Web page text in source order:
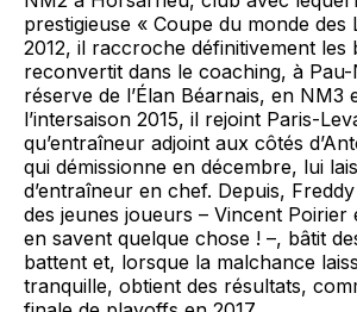
prestigieuse « Coupe du monde des
2012, il raccroche définitivement les
reconvertit dans le coaching, à
réserve de l’Élan Béarnais, en NM3
l’intersaison 2015, il rejoint Paris-
qu’entraîneur adjoint aux côtés
qui démissionne en décembre, lui
d’entraîneur en chef. Depuis,
des jeunes joueurs – Vincent Poirier
en savent quelque chose ! –, bâtit
battent et, lorsque la malchance
tranquille, obtient des résultats,